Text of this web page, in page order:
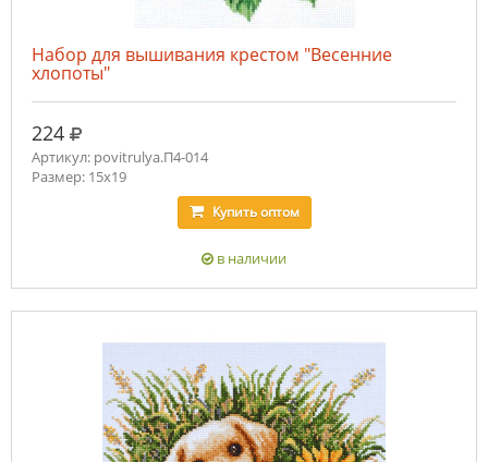
Набор для вышивания крестом "Весенние
хлопоты"
224 руб.
Артикул: povitrulya.П4-014
Размер: 15х19
Купитьоптом
в наличии